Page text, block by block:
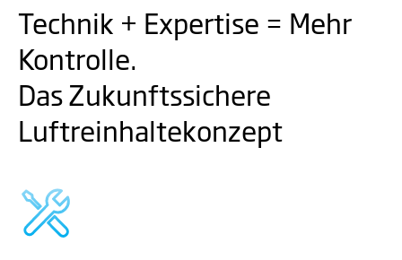
Technik + Expertise = Mehr
Kontrolle.
Das Zukunftssichere
Luftreinhaltekonzept